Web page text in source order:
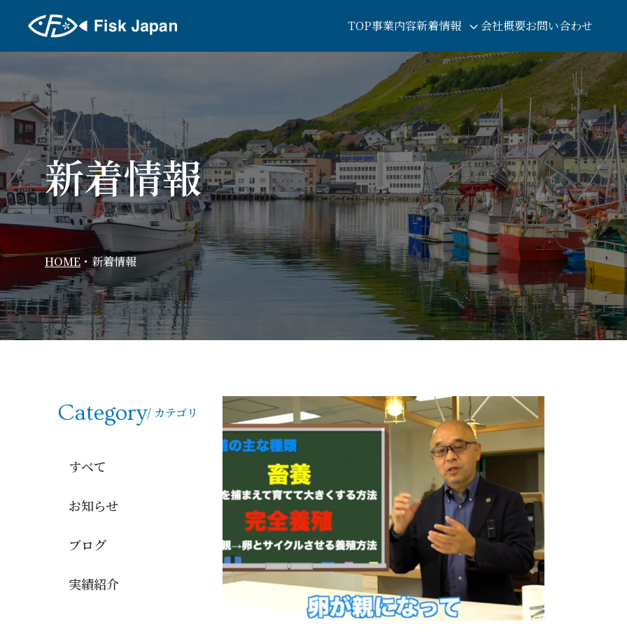
TOP事業内容新着情報 会社概要お問い合わせ
新着情報
HOME ・ 新着情報
Category/ カテゴリ
すべて
お知らせ
ブログ
実績紹介